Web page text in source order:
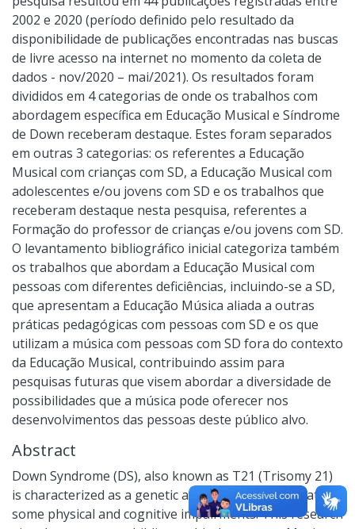
2002 e 2020 (período definido pelo resultado da
disponibilidade de publicações encontradas nas buscas
de livre acesso na internet no momento da coleta de
dados - nov/2020 – mai/2021). Os resultados foram
divididos em 4 categorias de onde os trabalhos com
abordagem específica em Educação Musical e Síndrome
de Down receberam destaque. Estes foram separados
em outras 3 categorias: os referentes a Educação
Musical com crianças com SD, a Educação Musical com
adolescentes e/ou jovens com SD e os trabalhos que
receberam destaque nesta pesquisa, referentes a
Formação do professor de crianças e/ou jovens com SD.
O levantamento bibliográfico inicial categoriza também
os trabalhos que abordam a Educação Musical com
pessoas com diferentes deficiências, incluindo-se a SD,
que apresentam a Educação Música aliada a outras
práticas pedagógicas com pessoas com SD e os que
utilizam a música com pessoas com SD fora do contexto
da Educação Musical, contribuindo assim para
pesquisas futuras que visem abordar a diversidade de
possibilidades que a música pode oferecer nos
desenvolvimentos das pessoas deste público alvo.
Abstract
Down Syndrome (DS), also known as T21 (Trisomy 21)
is characterized as a genetic alteration that generates
some physical and cognitive impairments. This research